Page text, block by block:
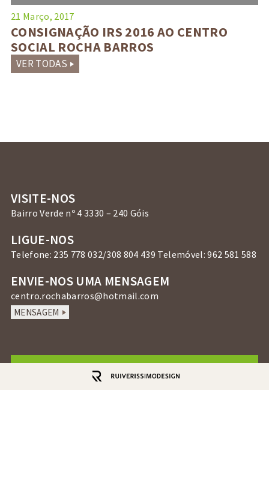
21 Março, 2017
CONSIGNAÇÃO IRS 2016 AO CENTRO
SOCIAL ROCHA BARROS
VER TODAS
VISITE-NOS
Bairro Verde nº 4 3330 – 240 Góis
LIGUE-NOS
Telefone: 235 778 032/308 804 439 Telemóvel: 962 581 588
ENVIE-NOS UMA MENSAGEM
centro.rochabarros@hotmail.com
MENSAGEM